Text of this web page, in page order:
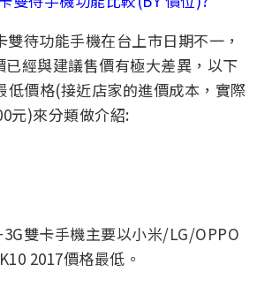
雙待功能手機在台上市日期不一，
經與建議售價有極大差異，以下
價格(接近店家的進價成本，實際
元)來分類做介紹:
雙卡手機主要以小米/LG/OPPO
2017價格最低。